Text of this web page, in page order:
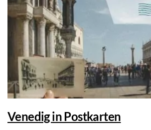
Venedig in Postkarten